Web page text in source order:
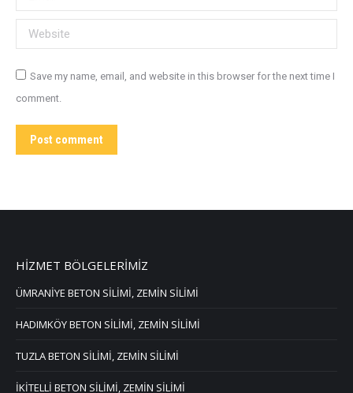
Website
Save my name, email, and website in this browser for the next time I
comment.
Post comment
HİZMET BÖLGELERİMİZ
ÜMRANİYE BETON SİLİMİ, ZEMİN SİLİMİ
HADIMKÖY BETON SİLİMİ, ZEMİN SİLİMİ
TUZLA BETON SİLİMİ, ZEMİN SİLİMİ
İKİTELLİ BETON SİLİMİ, ZEMİN SİLİMİ